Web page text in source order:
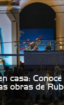
casa:
obras de